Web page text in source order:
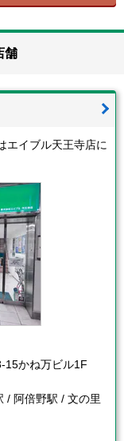
舗
エイブル天王寺店に
15かね万ビル1F
/ 阿倍野駅 / 文の里